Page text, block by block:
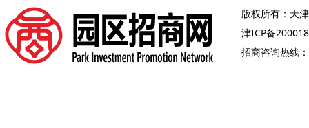
版权所有：天
津ICP备
招商咨询热线：